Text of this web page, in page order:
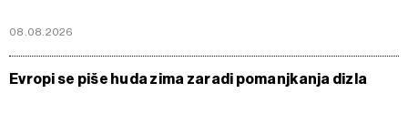
08.08.2026
Evropi se piše huda zima zaradi pomanjkanja dizla